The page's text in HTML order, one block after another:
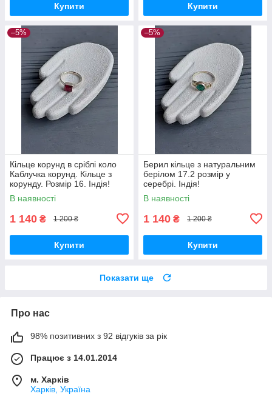
Купити Купити
–5%
Кільце корунд в сріблі коло
Каблучка корунд. Кільце з
корунду. Розмір 16. Індія!
В наявності
1 140 ₴ 1 200 ₴
Купити
–5%
Берил кільце з натуральним
берілом 17.2 розмір у
серебрі. Індія!
В наявності
1 140 ₴ 1 200 ₴
Купити
Показати ще
Про нас
98% позитивних з 92 відгуків за рік
Працює з 14.01.2014
м. Харків
Харків, Україна